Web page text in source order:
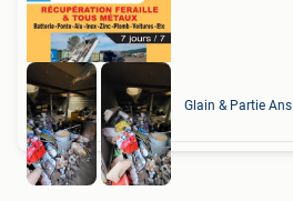
Glain & Partie Ans